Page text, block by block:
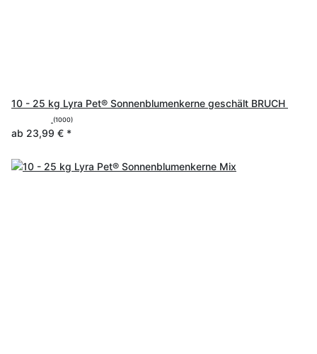
10 - 25 kg Lyra Pet® Sonnenblumenkerne geschält BRUCH
(1000)
ab 23,99 € *